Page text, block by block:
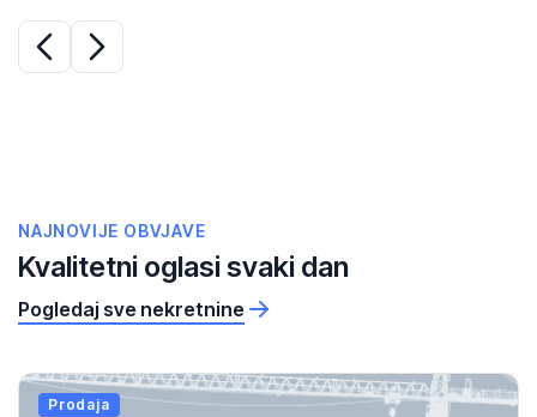
NAJNOVIJE OBVJAVE
Kvalitetni oglasi svaki dan
Pogledaj sve nekretnine
Prodaja